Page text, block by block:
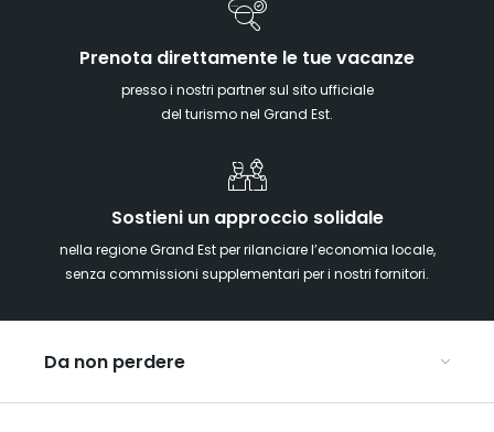
Prenota direttamente le tue vacanze
presso i nostri partner sul sito ufficiale
del turismo nel Grand Est.
Sostieni un approccio solidale
nella regione Grand Est per rilanciare l’economia locale,
senza commissioni supplementari per i nostri fornitori.
Da non perdere